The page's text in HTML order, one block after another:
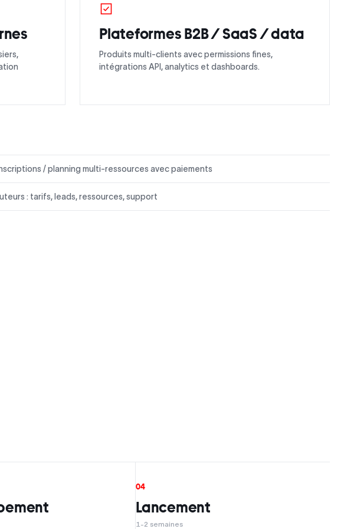
Plateformes B2B / SaaS / data
Produits multi-clients avec permissions fines,
intégrations API, analytics et dashboards.
/ planning multi-ressources avec paiements
: tarifs, leads, ressources, support
04
Lancement
1-2 semaines